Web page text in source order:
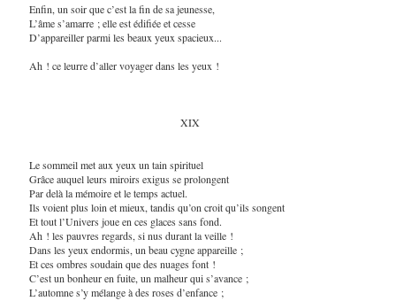
Enfin, un soir que c’est la fin de sa jeunesse,
L’âme s’amarre ; elle est édifiée et cesse
D’appareiller parmi les beaux yeux spacieux...
Ah ! ce leurre d’aller voyager dans les yeux !
XIX
Le sommeil met aux yeux un tain spirituel
Grâce auquel leurs miroirs exigus se prolongent
Par delà la mémoire et le temps actuel.
Ils voient plus loin et mieux, tandis qu’on croit qu’ils songent
Et tout l’Univers joue en ces glaces sans fond.
Ah ! les pauvres regards, si nus durant la veille !
Dans les yeux endormis, un beau cygne appareille ;
Et ces ombres soudain que des nuages font !
C’est un bonheur en fuite, un malheur qui s’avance ;
L’automne s’y mélange à des roses d’enfance ;